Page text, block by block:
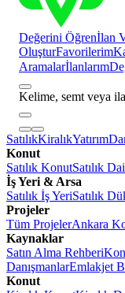
Değerini Öğrenİlan
OluşturFavorilerim
Aramalarİlanlarım
Kelime, semt veya
SatılıkKiralıkYatırım
Konut
Satılık KonutSatılık
İş Yeri & Arsa
Satılık İş YeriSatılık
Projeler
Tüm ProjelerAnkara
Kaynaklar
Satın Alma Rehberi
DanışmanlarEmlakjet
Konut